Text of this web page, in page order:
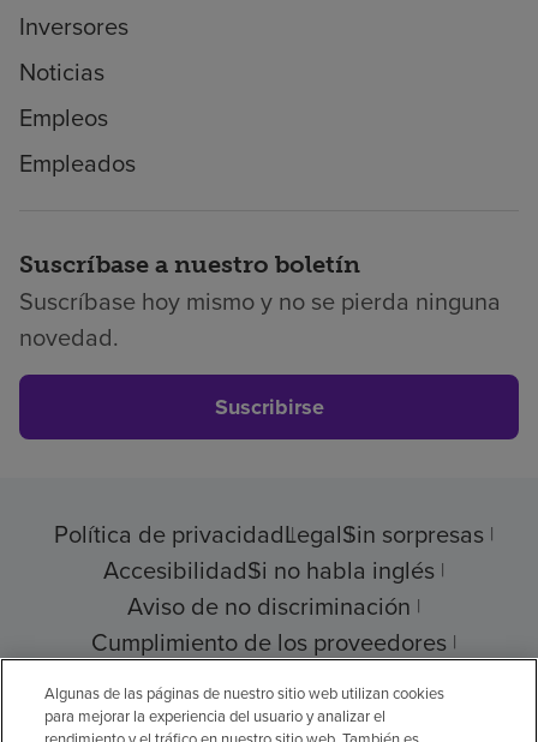
Inversores
Noticias
Empleos
Empleados
Suscríbase a nuestro boletín
Suscríbase hoy mismo y no se pierda ninguna
novedad.
Suscribirse
Política de privacidadLegalSin sorpresas
AccesibilidadSi no habla inglés
Aviso de no discriminación
Cumplimiento de los proveedores
Transparencia de precios
Algunas de las páginas de nuestro sitio web utilizan cookies
para mejorar la experiencia del usuario y analizar el